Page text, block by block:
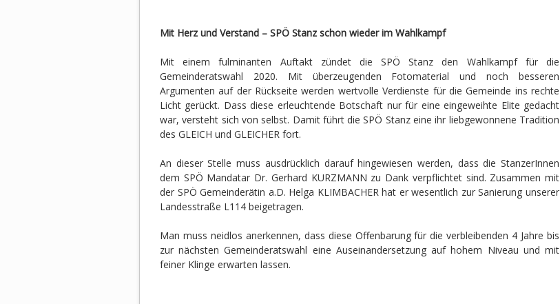
Mit Herz und Verstand – SPÖ Stanz schon wieder im Wahlkampf
Mit einem fulminanten Auftakt zündet die SPÖ Stanz den Wahlkampf für die
Gemeinderatswahl 2020. Mit überzeugenden Fotomaterial und noch besseren
Argumenten auf der Rückseite werden wertvolle Verdienste für die Gemeinde ins rechte
Licht gerückt. Dass diese erleuchtende Botschaft nur für eine eingeweihte Elite gedacht
war, versteht sich von selbst. Damit führt die SPÖ Stanz eine ihr liebgewonnene Tradition
des GLEICH und GLEICHER fort.
An dieser Stelle muss ausdrücklich darauf hingewiesen werden, dass die StanzerInnen
dem SPÖ Mandatar Dr. Gerhard KURZMANN zu Dank verpflichtet sind. Zusammen mit
der SPÖ Gemeinderätin a.D. Helga KLIMBACHER hat er wesentlich zur Sanierung unserer
Landesstraße L114 beigetragen.
Man muss neidlos anerkennen, dass diese Offenbarung für die verbleibenden 4 Jahre bis
zur nächsten Gemeinderatswahl eine Auseinandersetzung auf hohem Niveau und mit
feiner Klinge erwarten lassen.